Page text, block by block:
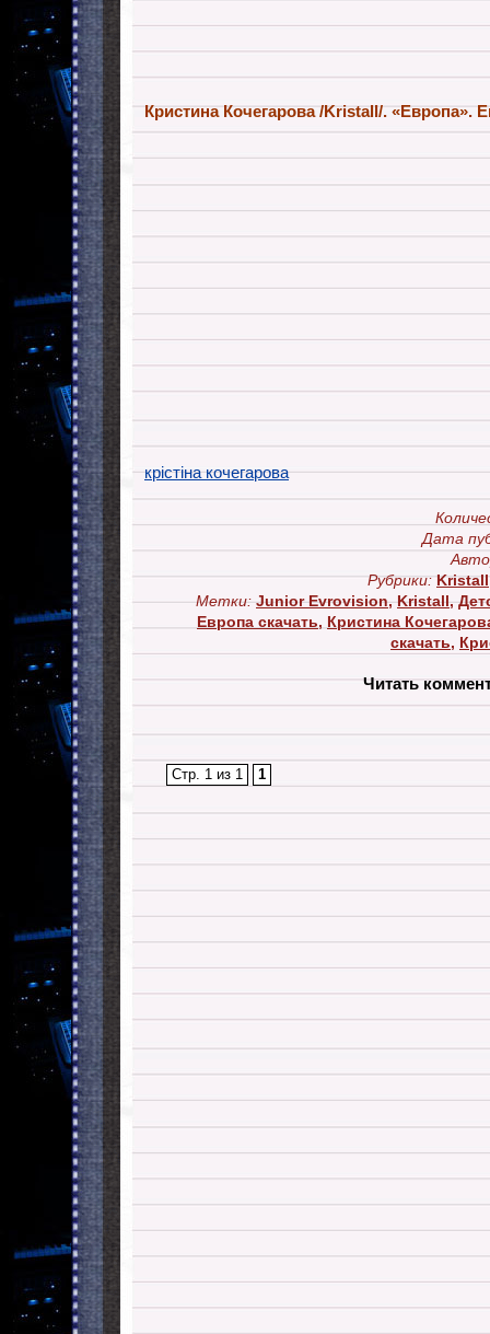
Кристина Кочегарова /Kristall/. «Европа».
крістіна кочегарова
Дата
Рубрики: Kristall
Метки: Junior Evrovision,Kristall,
Европа скачать, Кристина
скачать,
Читать
Стр. 1 из 1 1